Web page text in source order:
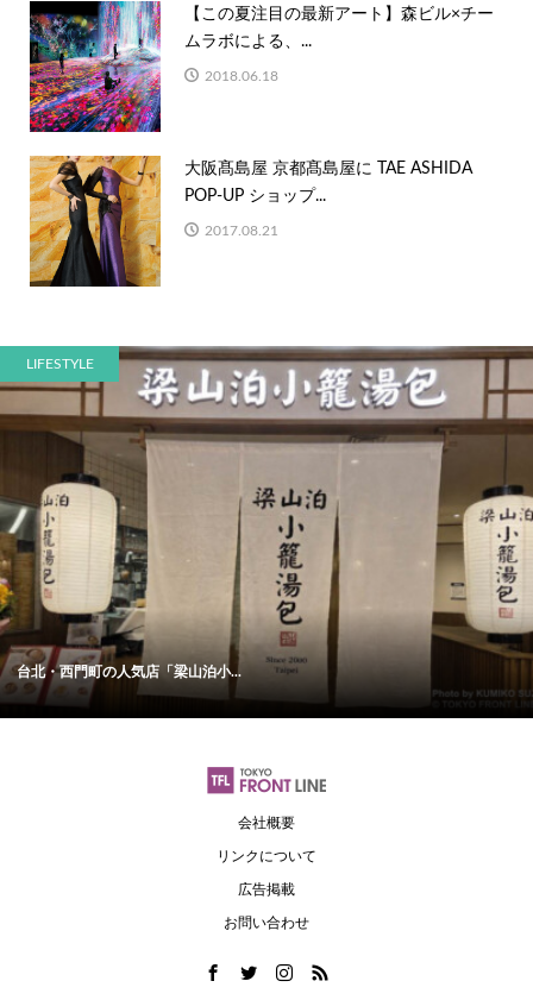
【この夏注目の最新アート】森ビル×チー
ムラボによる、...
2018.06.18
大阪髙島屋 京都髙島屋に TAE ASHIDA
POP-UP ショップ...
2017.08.21
LIFESTYLE
台北・西門町の人気店「梁山泊小...
会社概要
リンクについて
広告掲載
お問い合わせ